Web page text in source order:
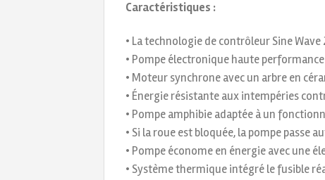
Caractéristiques :
• La technologie de contrôleur Sine
• Pompe électronique haute
• Moteur synchrone avec un arbre en
• Énergie résistante aux intempéries
• Pompe amphibie adaptée à un
• Si la roue est bloquée, la pompe
• Pompe économe en énergie avec une
• Système thermique intégré le fusible